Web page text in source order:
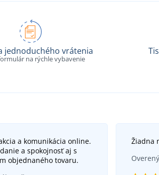
jednoduchého vrátenia
na rýchle vybavenie
a komunikácia online.
a spokojnosť aj s
objednaného tovaru.
Žiadna